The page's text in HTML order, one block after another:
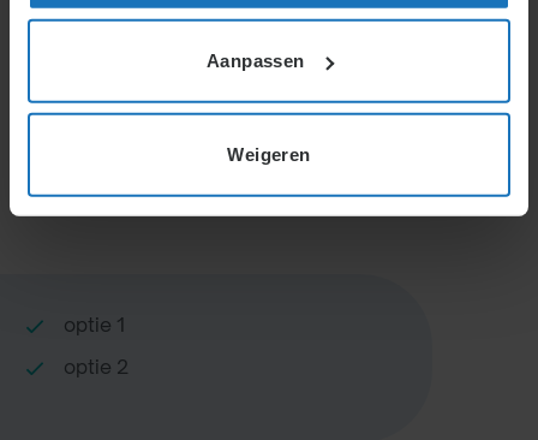
Aanpassen
Weigeren
Specialisten Informatie
optie 1
optie 2